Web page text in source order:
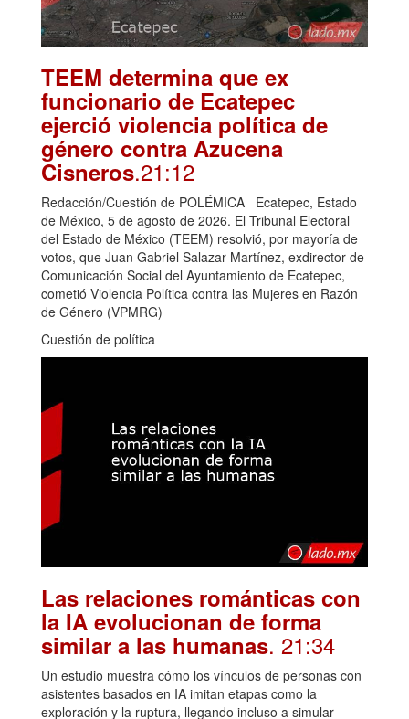
TEEM determina que ex
funcionario de Ecatepec
ejerció violencia política de
género contra Azucena
Cisneros.21:12
Redacción/Cuestión de POLÉMICA Ecatepec, Estado
de México, 5 de agosto de 2026. El Tribunal Electoral
del Estado de México (TEEM) resolvió, por mayoría de
votos, que Juan Gabriel Salazar Martínez, exdirector de
Comunicación Social del Ayuntamiento de Ecatepec,
cometió Violencia Política contra las Mujeres en Razón
de Género (VPMRG)
Cuestión de política
Las relaciones románticas con
la IA evolucionan de forma
similar a las humanas. 21:34
Un estudio muestra cómo los vínculos de personas con
asistentes basados en IA imitan etapas como la
exploración y la ruptura, llegando incluso a simular